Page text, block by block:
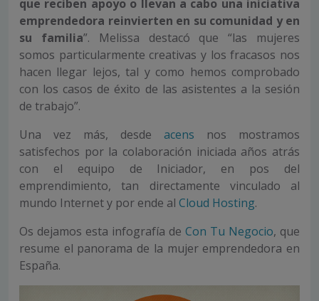
que reciben apoyo o llevan a cabo una iniciativa
emprendedora reinvierten en su comunidad y en
su familia”. Melissa destacó que “las mujeres
somos particularmente creativas y los fracasos nos
hacen llegar lejos, tal y como hemos comprobado
con los casos de éxito de las asistentes a la sesión
de trabajo”.
Una vez más, desde acens nos mostramos
satisfechos por la colaboración iniciada años atrás
con el equipo de Iniciador, en pos del
emprendimiento, tan directamente vinculado al
mundo Internet y por ende al Cloud Hosting.
Os dejamos esta infografía de Con Tu Negocio, que
resume el panorama de la mujer emprendedora en
España.